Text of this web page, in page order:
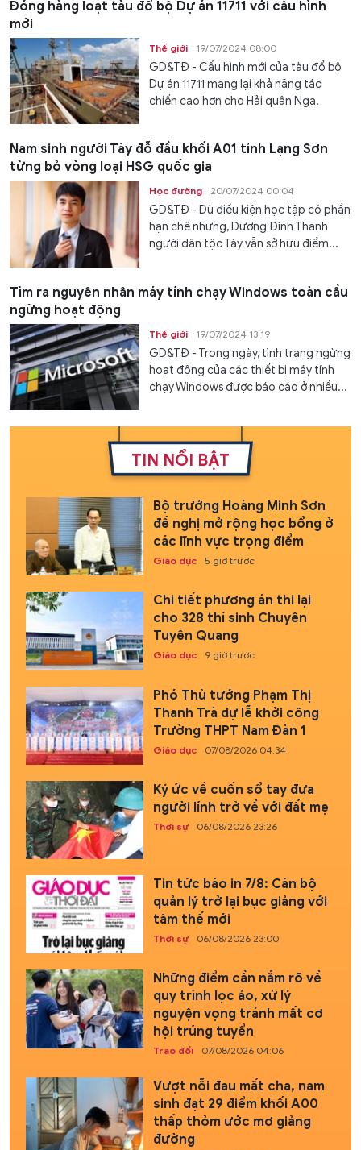
Đóng hàng loạt tàu đổ bộ Dự án 11711 với cấu hình
mới
Thế giới 19/07/2024 08:00
GD&TĐ - Cấu hình mới của tàu đổ bộ
Dự án 11711 mang lại khả năng tác
chiến cao hơn cho Hải quân Nga.
Nam sinh người Tày đỗ đầu khối A01 tỉnh Lạng Sơn
từng bỏ vòng loại HSG quốc gia
Học đường 20/07/2024 00:04
GD&TĐ - Dù điều kiện học tập có phần
hạn chế nhưng, Dương Đình Thanh
người dân tộc Tày vẫn sở hữu điểm...
Tìm ra nguyên nhân máy tính chạy Windows toàn cầu
ngừng hoạt động
Thế giới 19/07/2024 13:19
GD&TĐ - Trong ngày, tình trạng ngừng
hoạt động của các thiết bị máy tính
chạy Windows được báo cáo ở nhiều...
TIN NỔI BẬT
Bộ trưởng Hoàng Minh Sơn
đề nghị mở rộng học bổng ở
các lĩnh vực trọng điểm
Giáo dục 5 giờ trước
Chi tiết phương án thi lại
cho 328 thí sinh Chuyên
Tuyên Quang
Giáo dục 9 giờ trước
Phó Thủ tướng Phạm Thị
Thanh Trà dự lễ khởi công
Trường THPT Nam Đàn 1
Giáo dục 07/08/2026 04:34
Ký ức về cuốn sổ tay đưa
người lính trở về với đất mẹ
Thời sự 06/08/2026 23:26
Tin tức báo in 7/8: Cán bộ
quản lý trở lại bục giảng với
tâm thế mới
Thời sự 06/08/2026 23:00
Những điểm cần nắm rõ về
quy trình lọc ảo, xử lý
nguyện vọng tránh mất cơ
hội trúng tuyển
Trao đổi 07/08/2026 04:06
Vượt nỗi đau mất cha, nam
sinh đạt 29 điểm khối A00
thấp thỏm ước mơ giảng
đường